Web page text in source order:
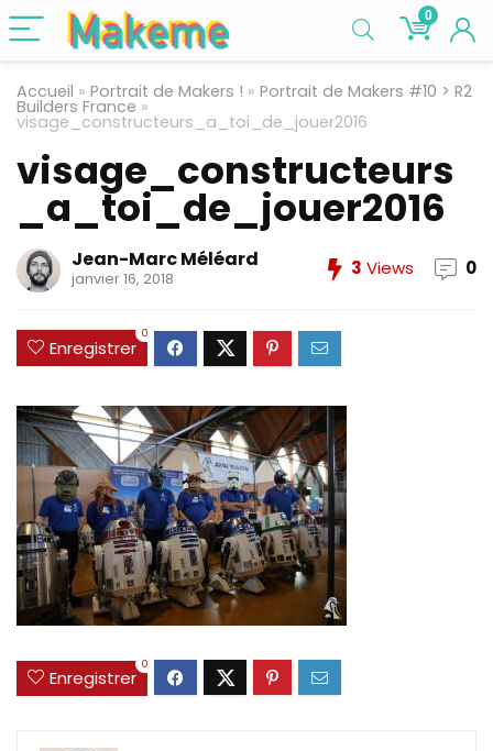
0
Accueil » Portrait de Makers ! » Portrait de Makers #10 > R2
Builders France »
visage_constructeurs_a_toi_de_jouer2016
visage_constructeurs
_a_toi_de_jouer2016
Jean-Marc Méléard
janvier 16, 2018 3 Views 0
Enregistrer
0
Enregistrer
0